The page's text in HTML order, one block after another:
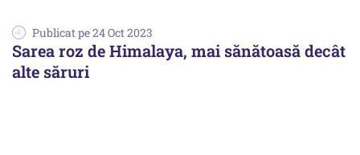
Publicat pe 24 Oct 2023
Sarea roz de Himalaya, mai sănătoasă decât
alte săruri